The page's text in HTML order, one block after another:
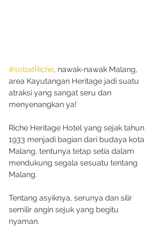
#sobatRiche, nawak-nawak Malang,
area Kayutangan Heritage jadi suatu
atraksi yang sangat seru dan
menyenangkan ya!
Riche Heritage Hotel yang sejak tahun
1933 menjadi bagian dari budaya kota
Malang, tentunya tetap setia dalam
mendukung segala sesuatu tentang
Malang.
Tentang asyiknya, serunya dan silir
semilir angin sejuk yang begitu
nyaman.